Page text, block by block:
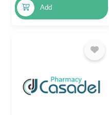
Add